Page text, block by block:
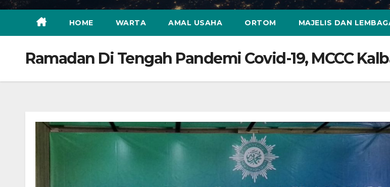
HOME WARTA AMAL USAHA ORTOM MAJELIS DAN
Ramadan Di Tengah Pandemi Covid-19, MCCC